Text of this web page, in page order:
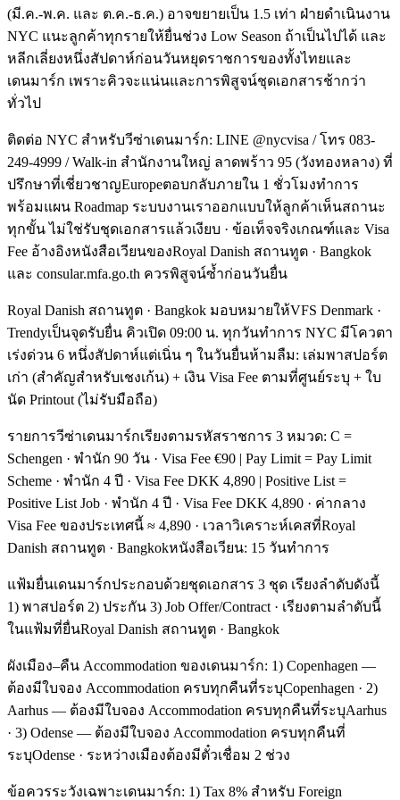
(มี.ค.-พ.ค. และ ต.ค.-ธ.ค.) อาจขยายเป็น 1.5 เท่า ฝ่ายดำเนินงาน
NYC แนะลูกค้าทุกรายให้ยื่นช่วง Low Season ถ้าเป็นไปได้ และ
หลีกเลี่ยงหนึ่งสัปดาห์ก่อนวันหยุดราชการของทั้งไทยและ
เดนมาร์ก เพราะคิวจะแน่นและการพิสูจน์ชุดเอกสารช้ากว่า
ทั่วไป
ติดต่อ NYC สำหรับวีซ่าเดนมาร์ก: LINE @nycvisa / โทร 083-
249-4999 / Walk-in สำนักงานใหญ่ ลาดพร้าว 95 (วังทองหลาง) ที่
ปรึกษาที่เชี่ยวชาญEuropeตอบกลับภายใน 1 ชั่วโมงทำการ
พร้อมแผน Roadmap ระบบงานเราออกแบบให้ลูกค้าเห็นสถานะ
ทุกขั้น ไม่ใช่รับชุดเอกสารแล้วเงียบ · ข้อเท็จจริงเกณฑ์และ Visa
Fee อ้างอิงหนังสือเวียนของRoyal Danish สถานทูต · Bangkok
และ consular.mfa.go.th ควรพิสูจน์ซ้ำก่อนวันยื่น
Royal Danish สถานทูต · Bangkok มอบหมายให้VFS Denmark ·
Trendyเป็นจุดรับยื่น คิวเปิด 09:00 น. ทุกวันทำการ NYC มีโควตา
เร่งด่วน 6 หนึ่งสัปดาห์แต่เนิ่น ๆ ในวันยื่นห้ามลืม: เล่มพาสปอร์ต
เก่า (สำคัญสำหรับเชงเก้น) + เงิน Visa Fee ตามที่ศูนย์ระบุ + ใบ
นัด Printout (ไม่รับมือถือ)
รายการวีซ่าเดนมาร์กเรียงตามรหัสราชการ 3 หมวด: C =
Schengen · พำนัก 90 วัน · Visa Fee €90 | Pay Limit = Pay Limit
Scheme · พำนัก 4 ปี · Visa Fee DKK 4,890 | Positive List =
Positive List Job · พำนัก 4 ปี · Visa Fee DKK 4,890 · ค่ากลาง
Visa Fee ของประเทศนี้ ≈ 4,890 · เวลาวิเคราะห์เคสที่Royal
Danish สถานทูต · Bangkokหนังสือเวียน: 15 วันทำการ
แฟ้มยื่นเดนมาร์กประกอบด้วยชุดเอกสาร 3 ชุด เรียงลำดับดังนี้
1) พาสปอร์ต 2) ประกัน 3) Job Offer/Contract · เรียงตามลำดับนี้
ในแฟ้มที่ยื่นRoyal Danish สถานทูต · Bangkok
ผังเมือง–คืน Accommodation ของเดนมาร์ก: 1) Copenhagen —
ต้องมีใบจอง Accommodation ครบทุกคืนที่ระบุCopenhagen · 2)
Aarhus — ต้องมีใบจอง Accommodation ครบทุกคืนที่ระบุAarhus
· 3) Odense — ต้องมีใบจอง Accommodation ครบทุกคืนที่
ระบุOdense · ระหว่างเมืองต้องมีตั๋วเชื่อม 2 ช่วง
ข้อควรระวังเฉพาะเดนมาร์ก: 1) Tax 8% สำหรับ Foreign